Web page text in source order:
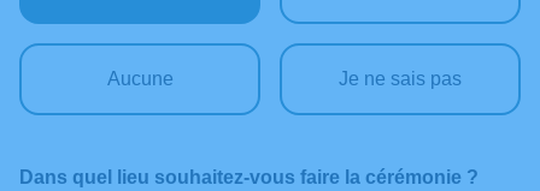
Aucune Je ne sais pas
Dans quel lieu souhaitez-vous faire la cérémonie ?